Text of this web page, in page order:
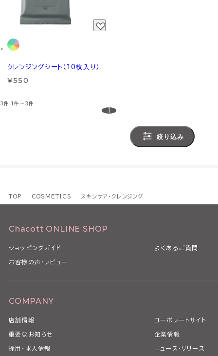
クレンジングシート（10枚入り）
¥550
3件 1件～3件
1
絞り込み
TOP COSMETICS スキンケア・クレンジング
Chacott ONLINE SHOP
ショッピングガイド よくあるご質問
お客様の声・レビュー
COMPANY
店舗情報 コーポレートサイト
重要なお知らせ 企業情報
採用・求人情報 ニュース・リリース